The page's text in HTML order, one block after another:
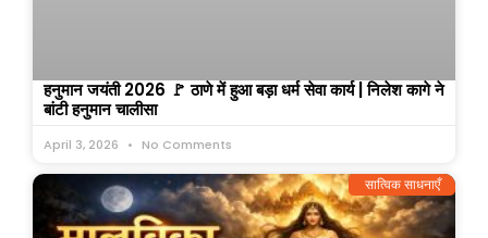
हनुमान जयंती 2026 🚩 ठाणे में हुआ बड़ा धर्म सेवा कार्य | निलेश कागे ने
बांटी हनुमान चालीसा
April 3, 2026 No Comments
सात्विक साधनाएँ